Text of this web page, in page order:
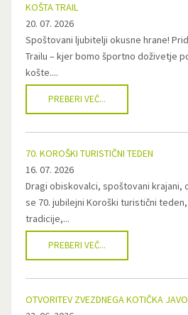
KOŠTA TRAIL
20. 07. 2026
Spoštovani ljubitelji okusne hrane!
Trailu – kjer bomo športno doživetje
košte....
PREBERI VEČ...
70. KOROŠKI TURISTIČNI TEDEN
16. 07. 2026
Dragi obiskovalci, spoštovani krajani,
se 70. jubilejni Koroški turistični
tradicije,...
PREBERI VEČ...
OTVORITEV ZVEZDNEGA KOTIČKA